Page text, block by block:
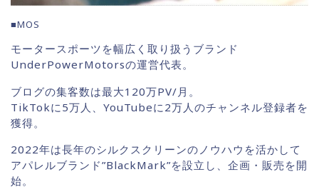
■MOS
モータースポーツを幅広く取り扱うブランド
UnderPowerMotorsの運営代表。
ブログの集客数は最大120万PV/月。
TikTokに5万人、YouTubeに2万人のチャンネル登録者を
獲得。
2022年は長年のシルクスクリーンのノウハウを活かして
アパレルブランド”BlackMark”を設立し、企画・販売を開
始。